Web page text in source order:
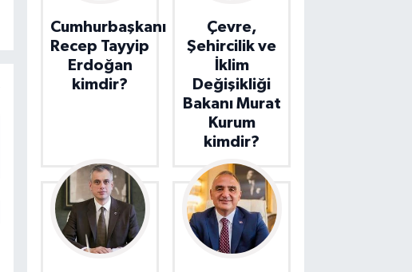
Cumhurbaşkanı
Recep Tayyip
Erdoğan
kimdir?
Çevre,
Şehircilik ve
İklim
Değişikliği
Bakanı Murat
Kurum
kimdir?